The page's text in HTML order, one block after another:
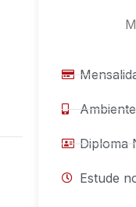
Diploma
Estude